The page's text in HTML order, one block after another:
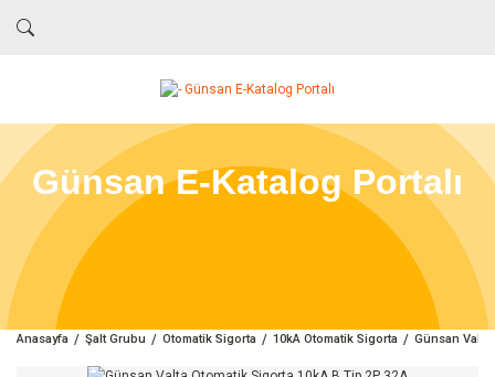
Günsan E-Katalog Portalı
Anasayfa Şalt Grubu Otomatik Sigorta 10kA Otomatik Sigorta Günsan Valta